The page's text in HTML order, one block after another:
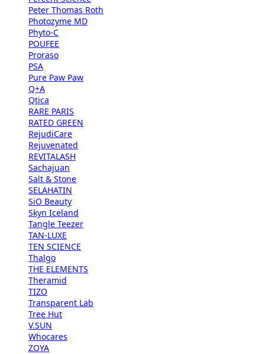
Peter Thomas Roth
Photozyme MD
Phyto-C
POUFEE
Proraso
PSA
Pure Paw Paw
Q+A
Qtica
RARE PARIS
RATED GREEN
RejudiCare
Rejuvenated
REVITALASH
Sachajuan
Salt & Stone
SELAHATIN
SiO Beauty
Skyn Iceland
Tangle Teezer
TAN-LUXE
TEN SCIENCE
Thalgo
THE ELEMENTS
Theramid
TIZO
Transparent Lab
Tree Hut
V.SUN
Whocares
ZOYA